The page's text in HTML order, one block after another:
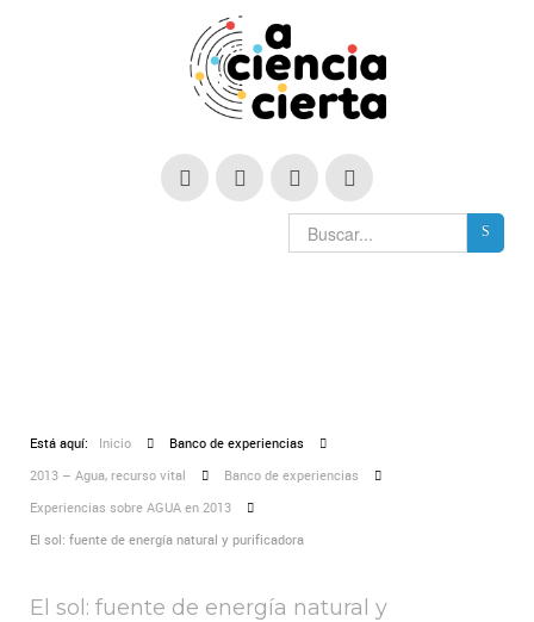
Está aquí: Inicio
Banco de experiencias
2013 – Agua, recurso vital
Banco de experiencias
Experiencias sobre AGUA en 2013
El sol: fuente de energía natural y purificadora
El sol: fuente de energía natural y